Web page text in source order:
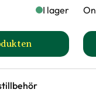
I lager
till Hasselfors S-Jord/